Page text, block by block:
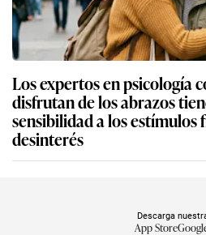
Los expertos en psicología
disfrutan de los abrazos
sensibilidad a los estímulos
desinterés
Descarga
App Store